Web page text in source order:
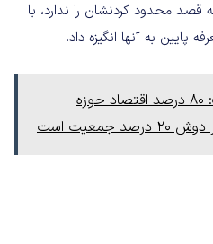
قصد محدود کردنشان را ندارد، با
پایین به آنها انگیزه داد.
معاون وزیر ارتباطات: ۸۰ درصد اقتصاد حوزه
است